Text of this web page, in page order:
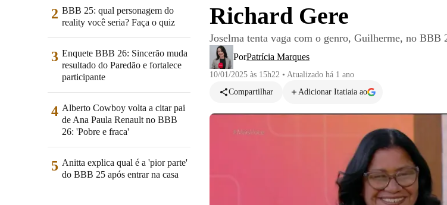
Richard Gere
Joselma tenta vaga com o genro, Guilherme, no BBB
PorPatrícia Marques
10/01/2025 às 15h22 • Atualizado há 1 ano
Compartilhar
Adicionar Itatiaia ao
2 BBB 25: qual personagem do
reality você seria? Faça o quiz
3 Enquete BBB 26: Sincerão muda
resultado do Paredão e fortalece
participante
4 Alberto Cowboy volta a citar pai
de Ana Paula Renault no BBB
26: 'Pobre e fraca'
5 Anitta explica qual é a 'pior parte'
do BBB 25 após entrar na casa